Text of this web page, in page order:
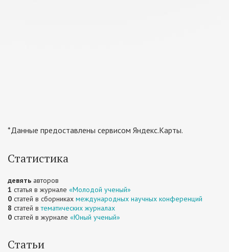
*Данные предоставлены сервисом Яндекс.Карты.
Статистика
девять авторов
1 статья в журнале «Молодой ученый»
0 статей в сборниках международных научных конференций
8 статей втематических журналах
0 статей в журнале «Юный ученый»
Статьи